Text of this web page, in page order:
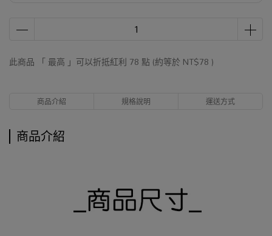
此商品 「 最高 」可以折抵紅利 78 點 (約等於 NT$78 )
商品介紹 規格說明 運送方式
商品介紹